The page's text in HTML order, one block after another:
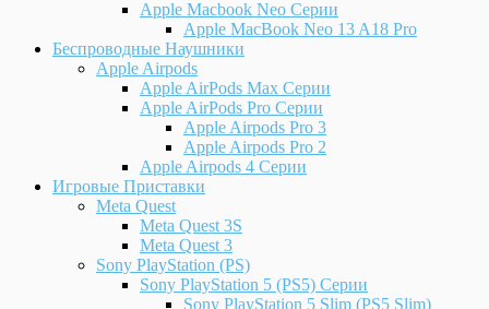
Apple Macbook Neo Серии
Apple MacBook Neo 13 A18 Pro
Беспроводные Наушники
Apple Airpods
Apple AirPods Max Серии
Apple AirPods Pro Серии
Apple Airpods Pro 3
Apple Airpods Pro 2
Apple Airpods 4 Серии
Игровые Приставки
Meta Quest
Meta Quest 3S
Meta Quest 3
Sony PlayStation (PS)
Sony PlayStation 5 (PS5) Серии
Sony PlayStation 5 Slim (PS5 Slim)